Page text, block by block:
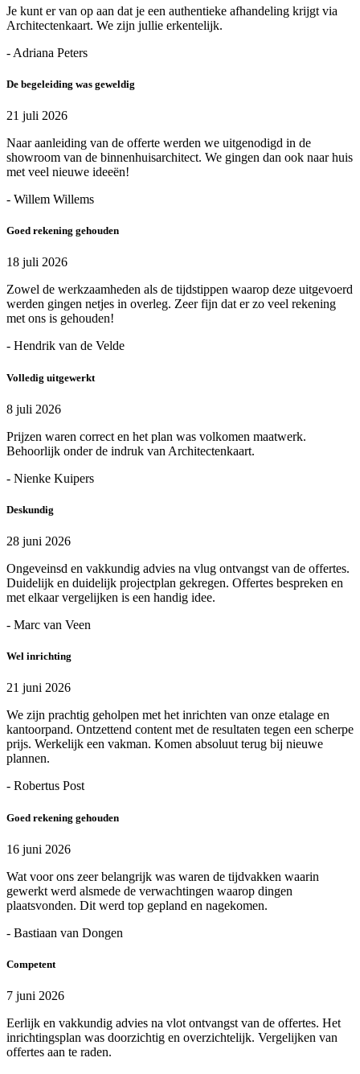
Je kunt er van op aan dat je een authentieke afhandeling krijgt via
Architectenkaart. We zijn jullie erkentelijk.
- Adriana Peters
De begeleiding was geweldig
21 juli 2026
Naar aanleiding van de offerte werden we uitgenodigd in de
showroom van de binnenhuisarchitect. We gingen dan ook naar huis
met veel nieuwe ideeën!
- Willem Willems
Goed rekening gehouden
18 juli 2026
Zowel de werkzaamheden als de tijdstippen waarop deze uitgevoerd
werden gingen netjes in overleg. Zeer fijn dat er zo veel rekening
met ons is gehouden!
- Hendrik van de Velde
Volledig uitgewerkt
8 juli 2026
Prijzen waren correct en het plan was volkomen maatwerk.
Behoorlijk onder de indruk van Architectenkaart.
- Nienke Kuipers
Deskundig
28 juni 2026
Ongeveinsd en vakkundig advies na vlug ontvangst van de offertes.
Duidelijk en duidelijk projectplan gekregen. Offertes bespreken en
met elkaar vergelijken is een handig idee.
- Marc van Veen
Wel inrichting
21 juni 2026
We zijn prachtig geholpen met het inrichten van onze etalage en
kantoorpand. Ontzettend content met de resultaten tegen een scherpe
prijs. Werkelijk een vakman. Komen absoluut terug bij nieuwe
plannen.
- Robertus Post
Goed rekening gehouden
16 juni 2026
Wat voor ons zeer belangrijk was waren de tijdvakken waarin
gewerkt werd alsmede de verwachtingen waarop dingen
plaatsvonden. Dit werd top gepland en nagekomen.
- Bastiaan van Dongen
Competent
7 juni 2026
Eerlijk en vakkundig advies na vlot ontvangst van de offertes. Het
inrichtingsplan was doorzichtig en overzichtelijk. Vergelijken van
offertes aan te raden.